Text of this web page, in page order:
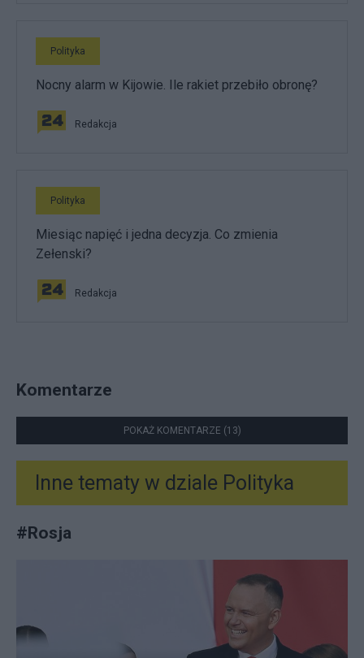
Polityka
Nocny alarm w Kijowie. Ile rakiet przebiło obronę?
Redakcja
Polityka
Miesiąc napięć i jedna decyzja. Co zmienia
Zełenski?
Redakcja
Komentarze
POKAŻ KOMENTARZE (13)
Inne tematy w dziale Polityka
#Rosja